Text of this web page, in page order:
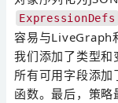
ExpressionDefs
容易与LiveGraph
我们添加了类型和
所有可用字段添
函数。最后，策略